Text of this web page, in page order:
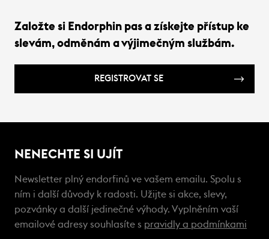
Založte si Endorphin pas a získejte přístup ke
slevám, odměnám a výjimečným službám.
REGISTROVAT SE
NENECHTE SI UJÍT
Newsletter plný endorfinů ve vašem emailu. Spolu s
ním i další důvody k radosti. Užijte si akce, slevy,
pozvánky a další jedinečné výhody. Vyplněním vaší
emailové adresy souhlasíte s pravidly a podmínkami